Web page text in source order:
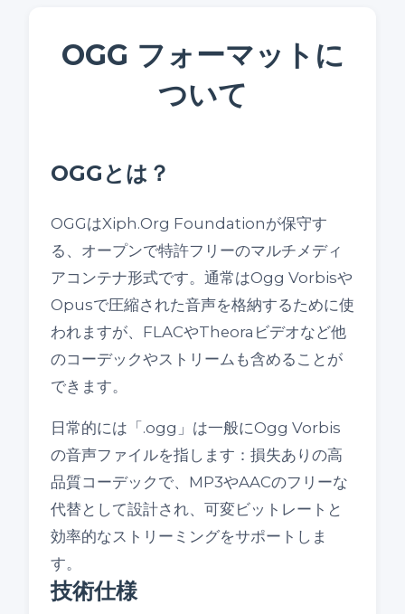
OGG フォーマットに
ついて
OGGとは？
OGGはXiph.Org Foundationが保守す
る、オープンで特許フリーのマルチメディ
アコンテナ形式です。通常はOgg Vorbisや
Opusで圧縮された音声を格納するために使
われますが、FLACやTheoraビデオなど他
のコーデックやストリームも含めることが
できます。
日常的には「.ogg」は一般にOgg Vorbis
の音声ファイルを指します：損失ありの高
品質コーデックで、MP3やAACのフリーな
代替として設計され、可変ビットレートと
効率的なストリーミングをサポートしま
す。
技術仕様